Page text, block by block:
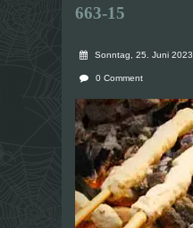
663-15
Sonntag, 25. Juni 2023
0 Comment